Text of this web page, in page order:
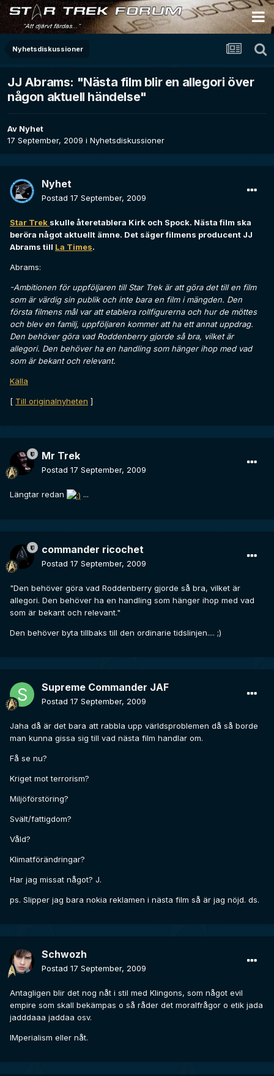
Nyhetsdiskussioner
JJ Abrams: "Nästa film blir en allegori över
någon aktuell händelse"
Av Nyhet
17 September, 2009 i Nyhetsdiskussioner
Nyhet
Postad 17 September, 2009
Star Trek skulle återetablera Kirk och Spock. Nästa film ska
beröra något aktuellt ämne. Det säger filmens producent JJ
Abrams till La Times.
Abrams:
-Ambitionen för uppföljaren till Star Trek är att göra det till en film
som är värdig sin publik och inte bara en film i mängden. Den
första filmens mål var att etablera rollfigurerna och hur de möttes
och blev en familj, uppföljaren kommer att ha ett annat uppdrag.
Den behöver göra vad Roddenberry gjorde så bra, vilket är
allegori. Den behöver ha en handling som hänger ihop med vad
som är bekant och relevant.
Källa
[ Till originalnyheten ]
Mr Trek
Postad 17 September, 2009
Längtar redan ...
commander ricochet
Postad 17 September, 2009
"Den behöver göra vad Roddenberry gjorde så bra, vilket är
allegori. Den behöver ha en handling som hänger ihop med vad
som är bekant och relevant."
Den behöver byta tillbaks till den ordinarie tidslinjen.... ;)
Supreme Commander JAF
Postad 17 September, 2009
Jaha då är det bara att rabbla upp världsproblemen då så borde
man kunna gissa sig till vad nästa film handlar om.
Få se nu?
Kriget mot terrorism?
Miljöförstöring?
Svält/fattigdom?
Våld?
Klimatförändringar?
Har jag missat något? J.
ps. Slipper jag bara nokia reklamen i nästa film så är jag nöjd. ds.
Schwozh
Postad 17 September, 2009
Antagligen blir det nog nåt i stil med Klingons, som något evil
empire som skall bekämpas o så råder det moralfrågor o etik jada
jadddaaa jaddaa osv.
IMperialism eller nåt.